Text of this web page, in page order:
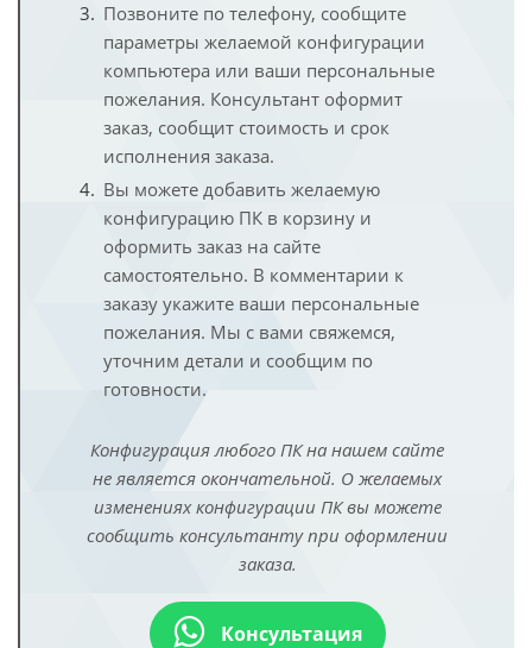
Позвоните по телефону, сообщите
параметры желаемой конфигурации
компьютера или ваши персональные
пожелания. Консультант оформит
заказ, сообщит стоимость и срок
исполнения заказа.
Вы можете добавить желаемую
конфигурацию ПК в корзину и
оформить заказ на сайте
самостоятельно. В комментарии к
заказу укажите ваши персональные
пожелания. Мы с вами свяжемся,
уточним детали и сообщим по
готовности.
Конфигурация любого ПК на нашем сайте
не является окончательной. О желаемых
изменениях конфигурации ПК вы можете
сообщить консультанту при оформлении
заказа.
Консультация